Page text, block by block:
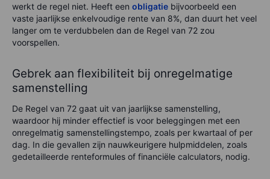
werkt de regel niet. Heeft een obligatie bijvoorbeeld een
vaste jaarlijkse enkelvoudige rente van 8%, dan duurt het veel
langer om te verdubbelen dan de Regel van 72 zou
voorspellen.
Gebrek aan flexibiliteit bij onregelmatige
samenstelling
De Regel van 72 gaat uit van jaarlijkse samenstelling,
waardoor hij minder effectief is voor beleggingen met een
onregelmatig samenstellingstempo, zoals per kwartaal of per
dag. In die gevallen zijn nauwkeurigere hulpmiddelen, zoals
gedetailleerde renteformules of financiële calculators, nodig.